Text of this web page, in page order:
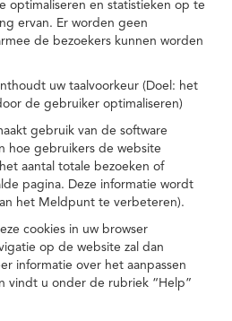
optimaliseren en statistieken op te
ervan. Er worden geen
de bezoekers kunnen worden
uw taalvoorkeur (Doel: het
de gebruiker optimaliseren)
gebruik van de software
hoe gebruikers de website
aantal totale bezoeken of
pagina. Deze informatie wordt
het Meldpunt te verbeteren).
cookies in uw browser
op de website zal dan
informatie over het aanpassen
vindt u onder de rubriek “Help”